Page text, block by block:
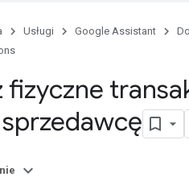
Usługi Google Assistant
fizyczne
sprzedawcę